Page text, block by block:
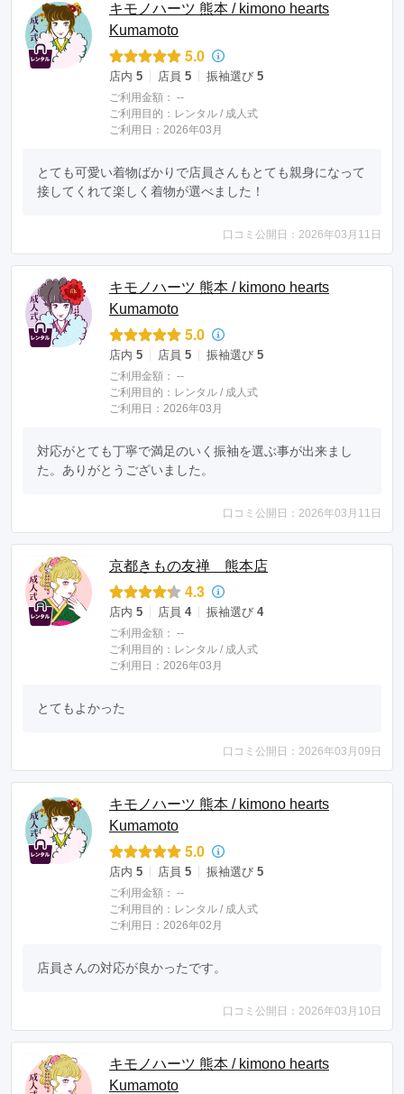
キモノハーツ 熊本 / kimono hearts
Kumamoto
5.0
店内 5 店員 5 振袖選び 5
ご利用金額： --
ご利用目的： レンタル / 成人式
ご利用日：2026年03月
とても可愛い着物ばかりで店員さんもとても親身になって
接してくれて楽しく着物が選べました！
口コミ公開日：2026年03月11日
キモノハーツ 熊本 / kimono hearts
Kumamoto
5.0
店内 5 店員 5 振袖選び 5
ご利用金額： --
ご利用目的： レンタル / 成人式
ご利用日：2026年03月
対応がとても丁寧で満足のいく振袖を選ぶ事が出来まし
た。ありがとうございました。
口コミ公開日：2026年03月11日
京都きもの友禅 熊本店
4.3
店内 5 店員 4 振袖選び 4
ご利用金額： --
ご利用目的： レンタル / 成人式
ご利用日：2026年03月
とてもよかった
口コミ公開日：2026年03月09日
キモノハーツ 熊本 / kimono hearts
Kumamoto
5.0
店内 5 店員 5 振袖選び 5
ご利用金額： --
ご利用目的： レンタル / 成人式
ご利用日：2026年02月
店員さんの対応が良かったです。
口コミ公開日：2026年03月10日
キモノハーツ 熊本 / kimono hearts
Kumamoto